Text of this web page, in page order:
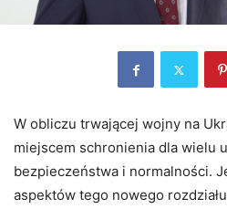
W obliczu trwającej wojny na
miejscem schronienia dla wielu
bezpieczeństwa i normalności.
aspektów tego nowego